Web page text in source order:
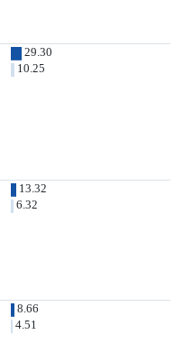
29.30
10.25
13.32
6.32
8.66
4.51